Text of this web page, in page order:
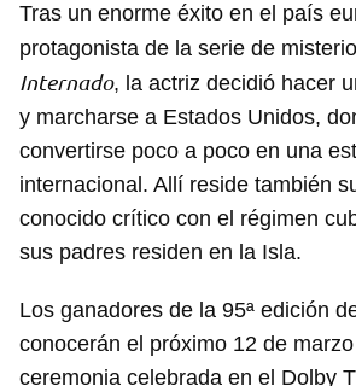
Tras un enorme éxito en el país
protagonista de la serie de
Internado, la actriz decidió hacer
y marcharse a Estados Unidos,
convertirse poco a poco en una
internacional. Allí reside también
conocido crítico con el régimen
sus padres residen en la Isla.
Los ganadores de la 95ª edición
conocerán el próximo 12 de
ceremonia celebrada en el Dolby